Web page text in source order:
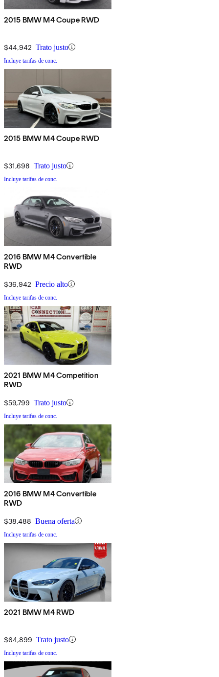
2015 BMW M4 Coupe RWD
$44,942 Trato justo
Incluye tarifas de conc.
2015 BMW M4 Coupe RWD
$31,698 Trato justo
Incluye tarifas de conc.
2016 BMW M4 Convertible
RWD
$36,942 Precio alto
Incluye tarifas de conc.
2021 BMW M4 Competition
RWD
$59,799 Trato justo
Incluye tarifas de conc.
2016 BMW M4 Convertible
RWD
$38,488 Buena oferta
Incluye tarifas de conc.
2021 BMW M4 RWD
$64,899 Trato justo
Incluye tarifas de conc.